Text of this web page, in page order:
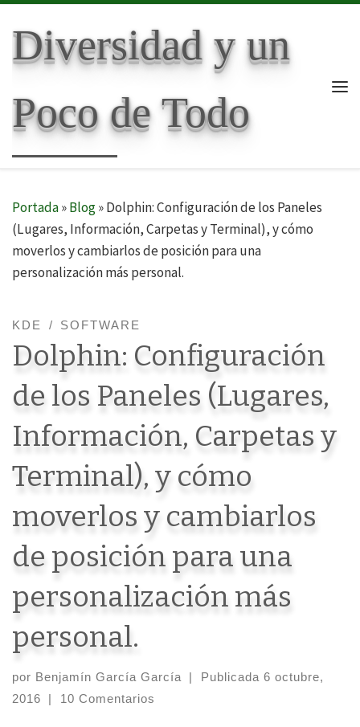
Diversidad y un
Poco de Todo
Portada»Blog»Dolphin: Configuración de los Paneles
(Lugares, Información, Carpetas y Terminal), y cómo
moverlos y cambiarlos de posición para una
personalización más personal.
KDE SOFTWARE
Dolphin: Configuración
de los Paneles (Lugares,
Información, Carpetas y
Terminal), y cómo
moverlos y cambiarlos
de posición para una
personalización más
personal.
por Benjamín García García | Publicada 6 octubre,
2016
| 10 Comentarios